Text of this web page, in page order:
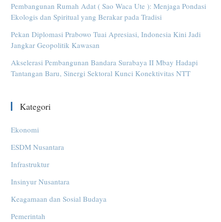
Pembangunan Rumah Adat ( Sao Waca Ute ): Menjaga Pondasi
Ekologis dan Spiritual yang Berakar pada Tradisi
Pekan Diplomasi Prabowo Tuai Apresiasi, Indonesia Kini Jadi
Jangkar Geopolitik Kawasan
Akselerasi Pembangunan Bandara Surabaya II Mbay Hadapi
Tantangan Baru, Sinergi Sektoral Kunci Konektivitas NTT
Kategori
Ekonomi
ESDM Nusantara
Infrastruktur
Insinyur Nusantara
Keagamaan dan Sosial Budaya
Pemerintah